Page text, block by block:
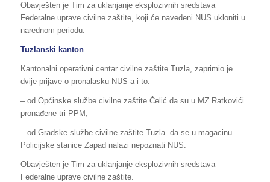
Obavješten je Tim za uklanjanje eksplozivnih sredstava
Federalne uprave civilne zaštite, koji će navedeni NUS ukloniti u
narednom periodu.
Tuzlanski kanton
Kantonalni operativni centar civilne zaštite Tuzla, zaprimio je
dvije prijave o pronalasku NUS-a i to:
– od Općinske službe civilne zaštite Čelić da su u MZ Ratkovići
pronađene tri PPM,
– od Gradske službe civilne zaštite Tuzla da se u magacinu
Policijske stanice Zapad nalazi nepoznati NUS.
Obavješten je Tim za uklanjanje eksplozivnih sredstava
Federalne uprave civilne zaštite.